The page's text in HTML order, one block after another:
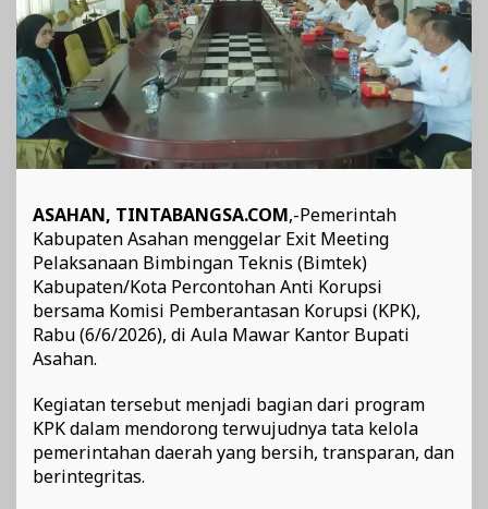
ASAHAN, TINTABANGSA.COM,-Pemerintah
Kabupaten Asahan menggelar Exit Meeting
Pelaksanaan Bimbingan Teknis (Bimtek)
Kabupaten/Kota Percontohan Anti Korupsi
bersama Komisi Pemberantasan Korupsi (KPK),
Rabu (6/6/2026), di Aula Mawar Kantor Bupati
Asahan.
Kegiatan tersebut menjadi bagian dari program
KPK dalam mendorong terwujudnya tata kelola
pemerintahan daerah yang bersih, transparan, dan
berintegritas.